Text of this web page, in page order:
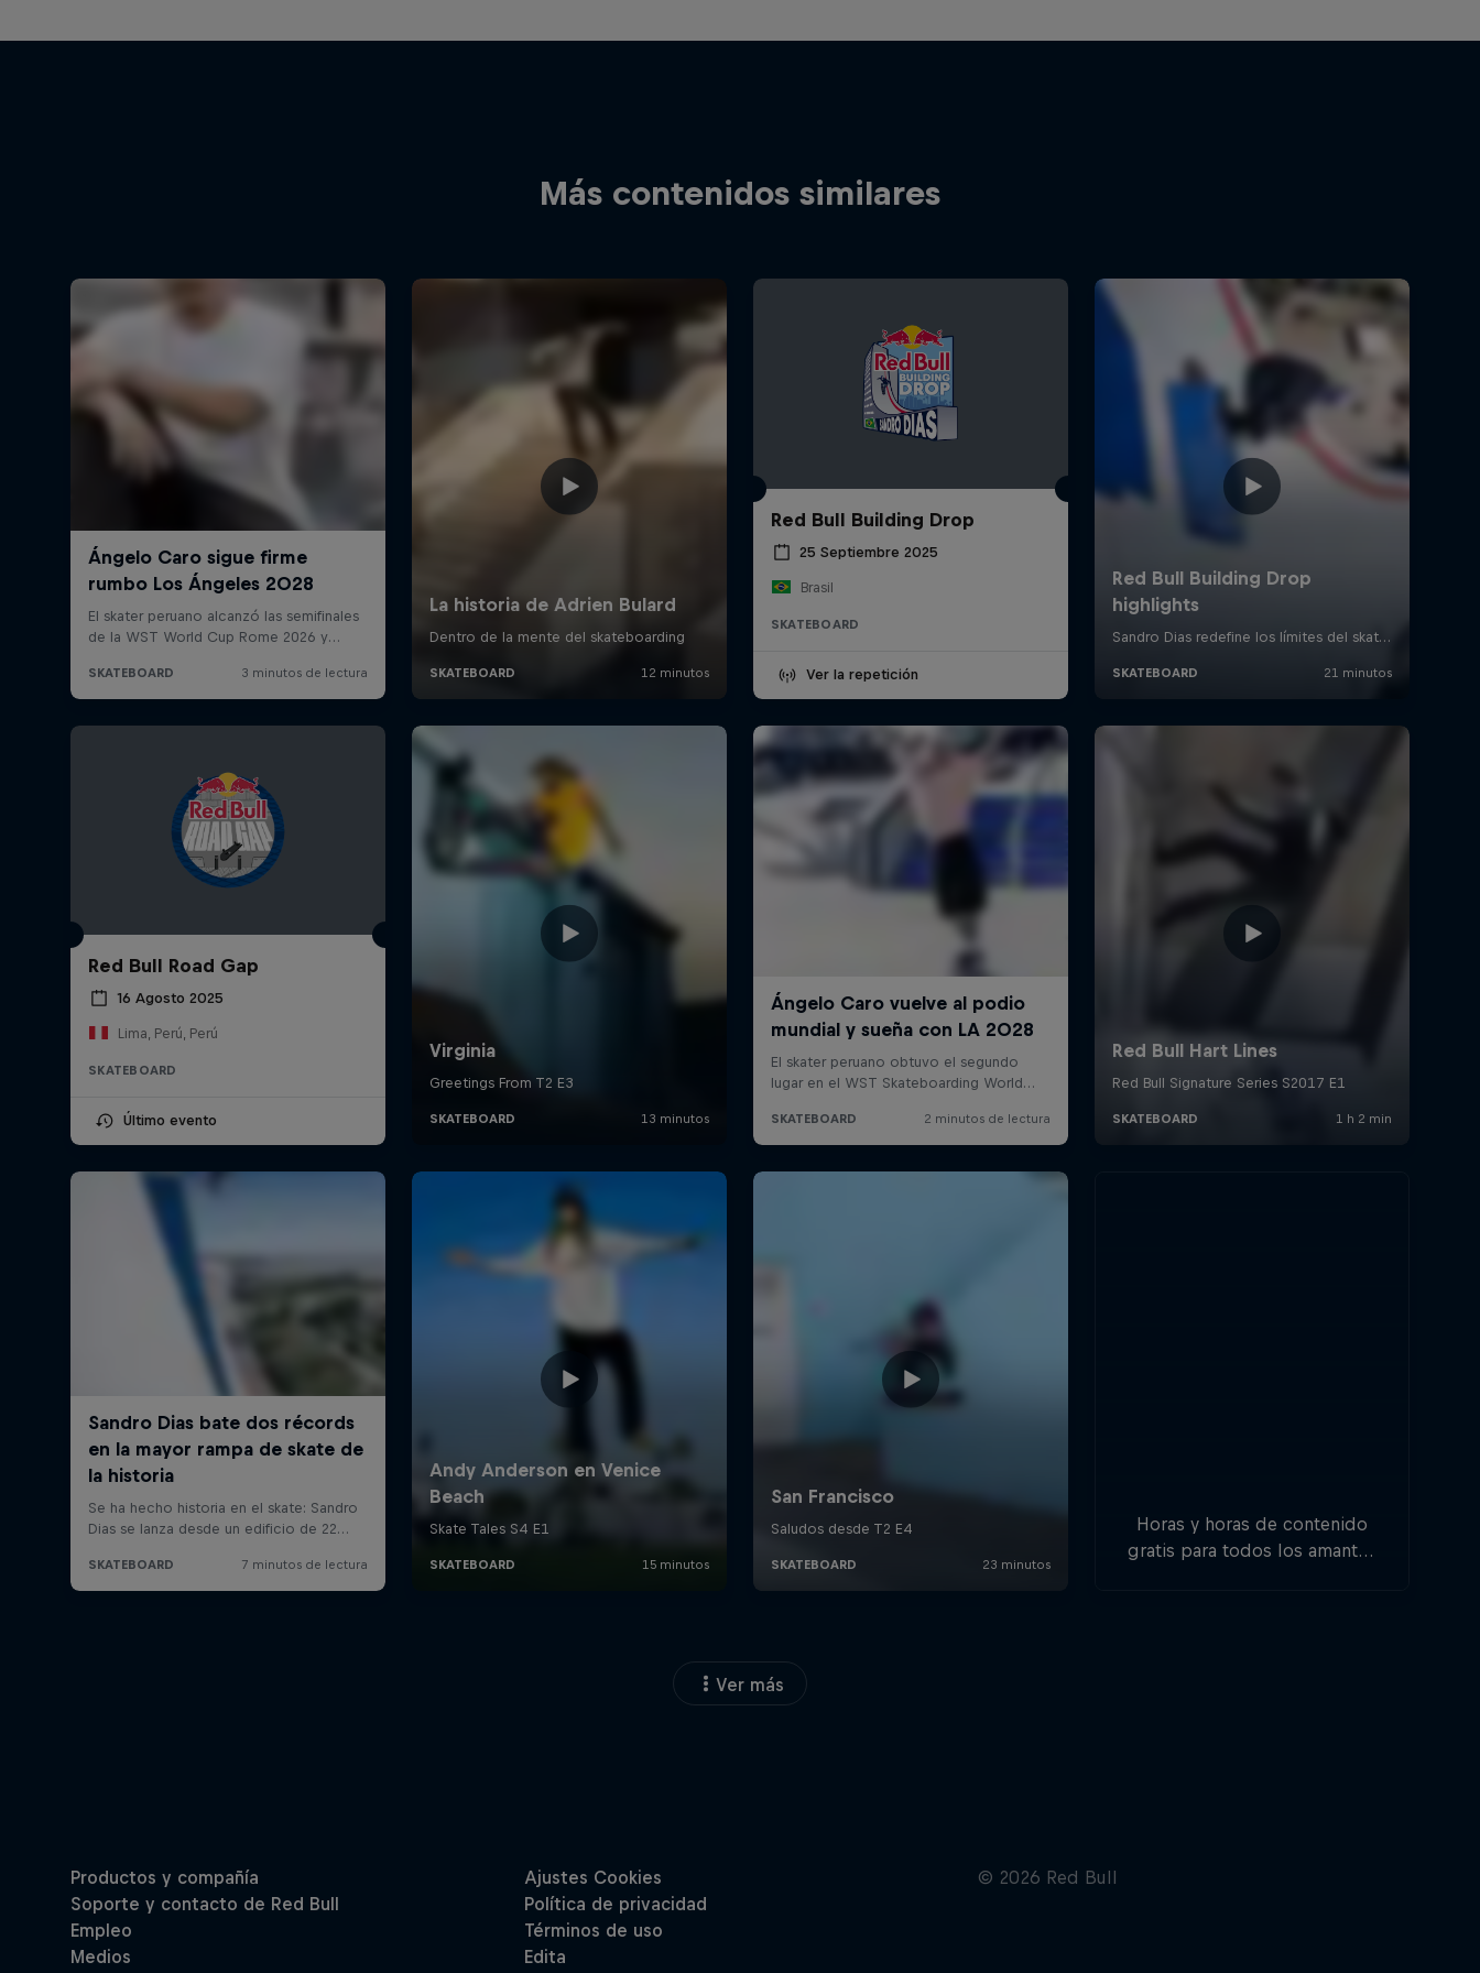
Más contenidos similares
Red Bull Building Drop
25 Septiembre 2025
Brasil
SKATEBOARD
Ver la repetición
Red Bull Road Gap
16 Agosto 2025
Lima, Perú, Perú
SKATEBOARD
Último evento
Horas y horas de contenido
gratis para todos los amantes
Ver más